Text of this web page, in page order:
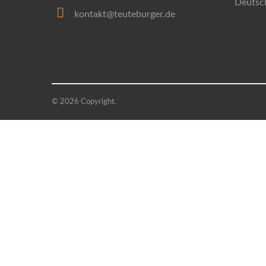
kontakt@teuteburger.de
© 2026 Copyright.